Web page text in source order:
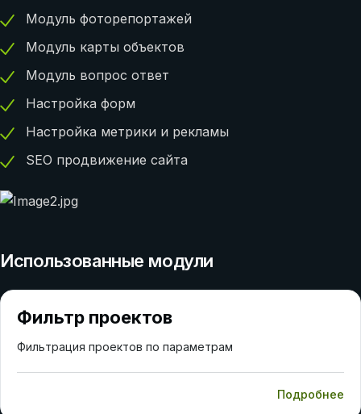
Модуль фоторепортажей
Модуль карты объектов
Модуль вопрос ответ
Настройка форм
Настройка метрики и рекламы
SEO продвижение сайта
Использованные модули
Фильтр проектов
Фильтрация проектов по параметрам
Подробнее